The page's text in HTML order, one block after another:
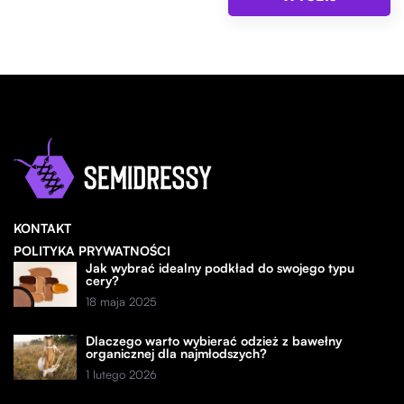
KONTAKT
POLITYKA PRYWATNOŚCI
Jak wybrać idealny podkład do swojego typu
cery?
18 maja 2025
Dlaczego warto wybierać odzież z bawełny
organicznej dla najmłodszych?
1 lutego 2026